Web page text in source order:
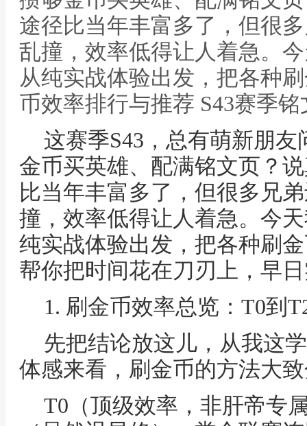
途径比当年丰富多了，但很
乱撞，效率低得让人着急。
从纯实战体验出发，把各种
币效率排行与推荐 S43赛季
这赛季S43，总有萌新朋
金币买英雄、配满铭文页？
比当年丰富多了，但很多兄
撞，效率低得让人着急。今
纯实战体验出发，把各种刷
帮你把时间花在刀刃上，早
1. 刷金币效率总览：T0到
先把结论放这儿，从我这
体感来看，刷金币的方法大
T0（顶级效率，非肝帝专